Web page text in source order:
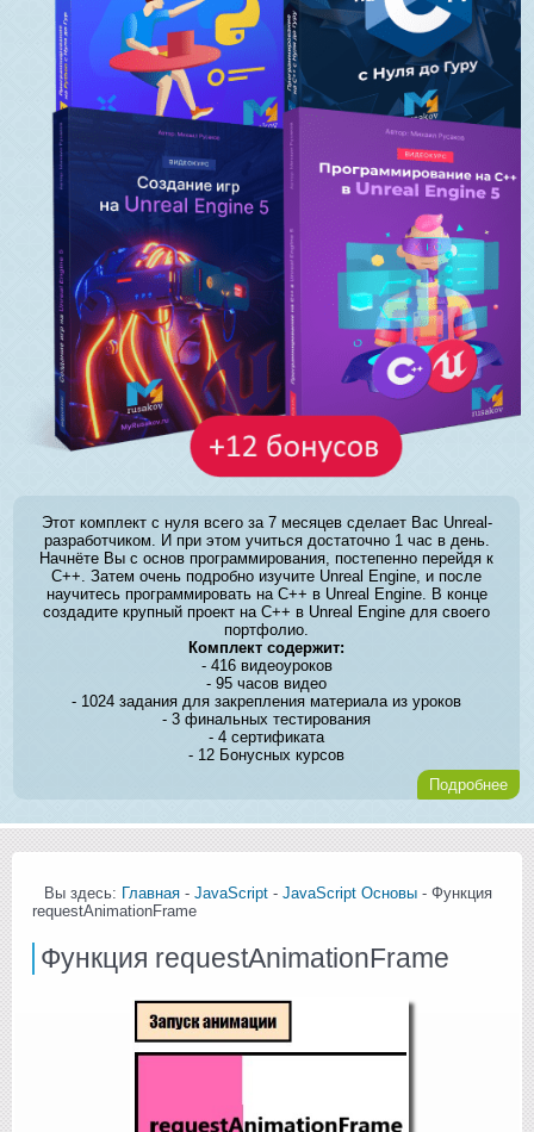
Этот комплект с нуля всего за 7 месяцев сделает Вас Unreal-
разработчиком. И при этом учиться достаточно 1 час в день.
Начнёте Вы с основ программирования, постепенно перейдя к
C++. Затем очень подробно изучите Unreal Engine, и после
научитесь программировать на C++ в Unreal Engine. В конце
создадите крупный проект на C++ в Unreal Engine для своего
портфолио.
Комплект содержит:
- 416 видеоуроков
- 95 часов видео
- 1024 задания для закрепления материала из уроков
- 3 финальных тестирования
- 4 сертификата
- 12 Бонусных курсов
Подробнее
Вы здесь: Главная - JavaScript - JavaScript Основы - Функция
requestAnimationFrame
Функция requestAnimationFrame